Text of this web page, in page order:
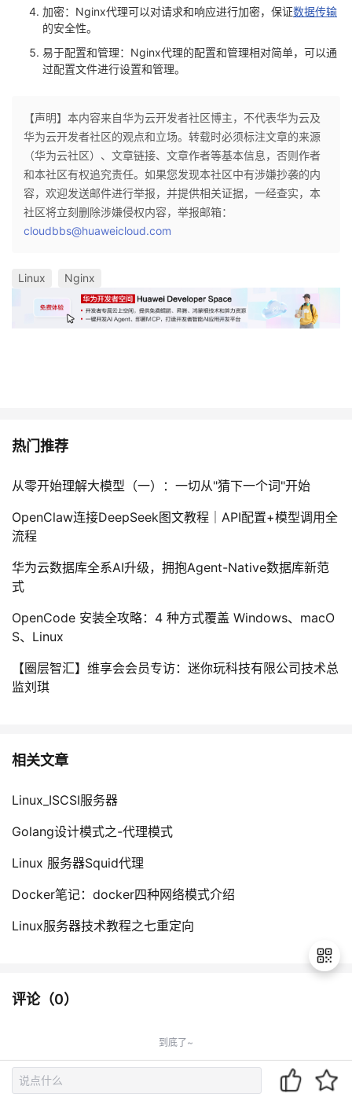
加密：Nginx代理可以对请求和响应进行加密，保证数据传输
的安全性。
易于配置和管理：Nginx代理的配置和管理相对简单，可以通
过配置文件进行设置和管理。
【声明】本内容来自华为云开发者社区博主，不代表华为云及
华为云开发者社区的观点和立场。转载时必须标注文章的来源
（华为云社区）、文章链接、文章作者等基本信息，否则作者
和本社区有权追究责任。如果您发现本社区中有涉嫌抄袭的内
容，欢迎发送邮件进行举报，并提供相关证据，一经查实，本
社区将立刻删除涉嫌侵权内容，举报邮箱：
cloudbbs@huaweicloud.com
Linux Nginx
热门推荐
从零开始理解大模型（一）：一切从"猜下一个词"开始
OpenClaw连接DeepSeek图文教程｜API配置+模型调用全
流程
华为云数据库全系AI升级，拥抱Agent-Native数据库新范
式
OpenCode 安装全攻略：4 种方式覆盖 Windows、macO
S、Linux
【圈层智汇】维享会会员专访：迷你玩科技有限公司技术总
监刘琪
相关文章
Linux_ISCSI服务器
Golang设计模式之-代理模式
Linux 服务器Squid代理
Docker笔记：docker四种网络模式介绍
Linux服务器技术教程之七重定向
评论（0）
到底了~